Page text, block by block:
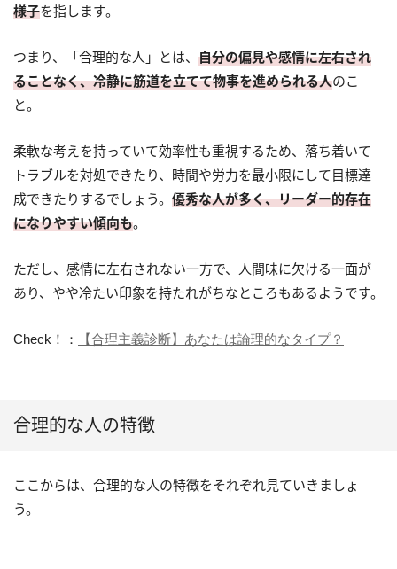
様子を指します。
つまり、「合理的な人」とは、 自分の偏見や感情に左右され
ることなく、冷静に筋道を立てて物事を進められる人のこ
と。
柔軟な考えを持っていて効率性も重視するため、落ち着いて
トラブルを対処できたり、時間や労力を最小限にして目標達
成できたりするでしょう。 優秀な人が多く、リーダー的存在
になりやすい傾向も。
ただし、感情に左右されない一方で、人間味に欠ける一面が
あり、やや冷たい印象を持たれがちなところもあるようです。
Check！： 【合理主義診断】あなたは論理的なタイプ？
合理的な人の特徴
ここからは、合理的な人の特徴をそれぞれ見ていきましょ
う。